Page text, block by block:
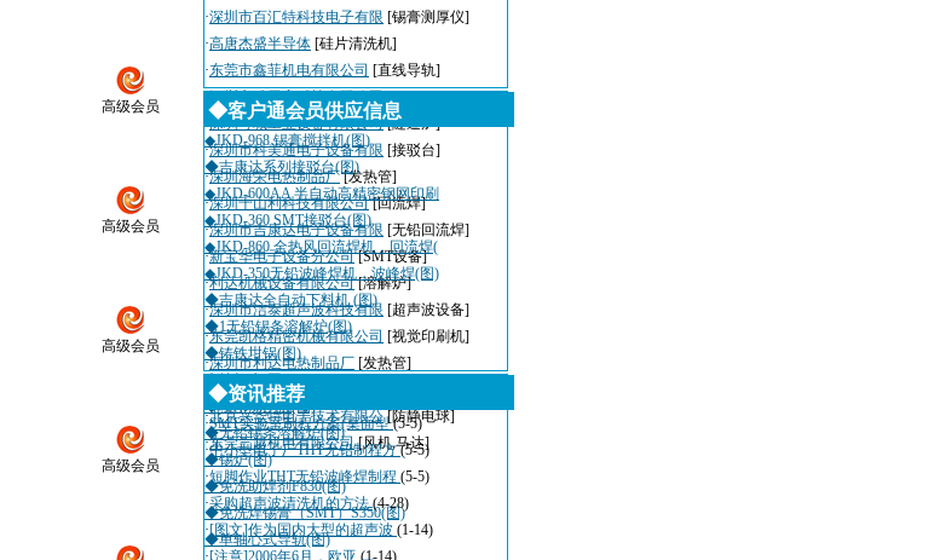
高级会员
高级会员
高级会员
高级会员
·深圳市百汇特科技电子有限 [锡膏测厚仪]
·高唐杰盛半导体 [硅片清洗机]
·东莞市鑫菲机电有限公司 [直线导轨]
深圳市瑞天宇科技有限公司
[AOI]
·深圳粤城工业设备有限公司 [隧道炉]
·深圳市科美通电子设备有限 [接驳台]
·深圳海荣电热制品厂 [发热管]
·深圳千山利科技有限公司 [回流焊]
·深圳市吉康达电子设备有限 [无铅回流焊]
·新宝华电子设备分公司 [SMT设备]
·利达机械设备有限公司 [溶解炉]
·深圳市洁泰超声波科技有限 [超声波设备]
·东莞凯格精密机械有限公司 [视觉印刷机]
·深圳市利达电热制品厂 [发热管]
·深圳市迈瑞自动化设备有限
·北京兴华特电子技术有限公 [防静电球]
·东莞三越机电有限公司 [风机,马达]
◆客户通会员供应信息
◆JKD-968 锡膏搅拌机(图)
◆吉康达系列接驳台(图)
◆JKD-600AA 半自动高精密钢网印刷
◆JKD-360 SMT接驳台(图)
◆JKD-860 全热风回流焊机，回流焊(
◆JKD-350无铅波峰焊机，波峰焊(图)
◆吉康达全自动下料机 (图)
◆1无铅锡条溶解炉(图)
◆铸铁坩锅(图)
◆抹机水(图)
◆喷水切割机(图)
◆无铅锡条溶解炉(图)
◆锡炉(图)
◆免洗助焊剂F830(图)
◆免洗焊锡膏（SMT）S350(图)
◆单轴心式导轨(图)
◆资讯推荐
·SMT实验室制程方案(桌面型(5-5)
·中小型电子厂THT无铅制程方(5-5)
·短脚作业THT无铅波峰焊制程 (5-5)
·采购超声波清洗机的方法(4-28)
·[图文]作为国内大型的超声波 (1-14)
·[注意]2006年6月，欧亚(1-14)